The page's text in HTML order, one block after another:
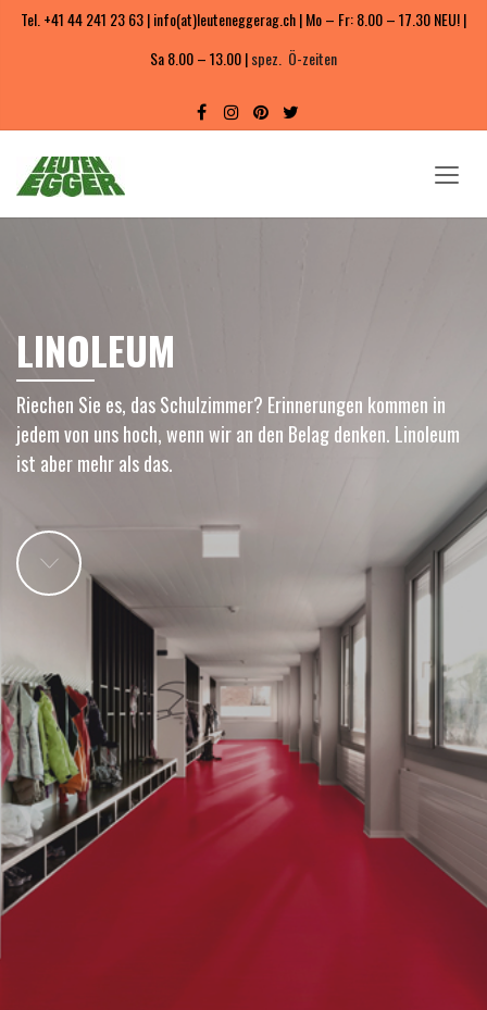
Tel. +41 44 241 23 63 | info(at)leuteneggerag.ch | Mo – Fr: 8.00 – 17.30 NEU! |
Sa 8.00 – 13.00 |spez. Ö-zeiten
LINOLEUM
Riechen Sie es, das Schulzimmer? Erinnerungen kommen in
jedem von uns hoch, wenn wir an den Belag denken. Linoleum
ist aber mehr als das.